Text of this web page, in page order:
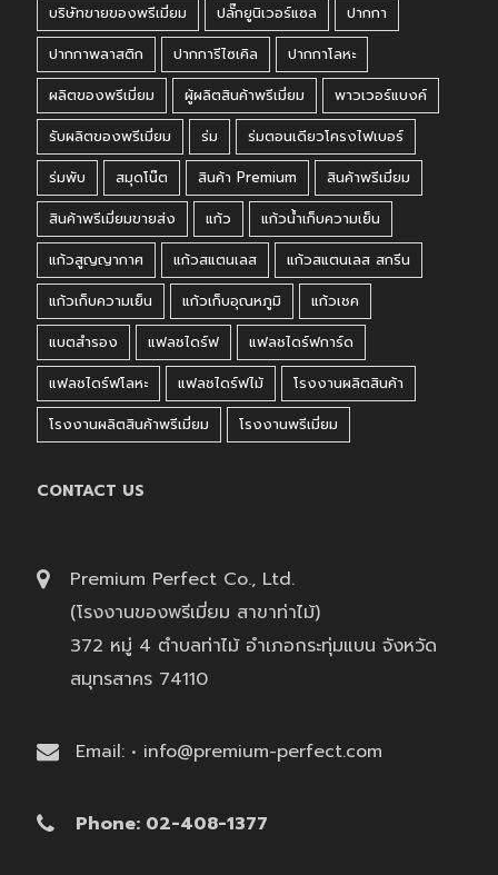
บริษัทขายของพรีเมี่ยม
ปลั๊กยูนิเวอร์แซล
ปากกา
ปากกาพลาสติก
ปากการีไซเคิล
ปากกาโลหะ
ผลิตของพรีเมี่ยม
ผู้ผลิตสินค้าพรีเมี่ยม
พาวเวอร์แบงค์
รับผลิตของพรีเมี่ยม
ร่ม
ร่มตอนเดียวโครงไฟเบอร์
ร่มพับ
สมุดโน๊ต สินค้า Premium
สินค้าพรีเมี่ยม
สินค้าพรีเมี่ยมขายส่ง
แก้ว
แก้วน้ำเก็บความเย็น
แก้วสูญญากาศ
แก้วสแตนเลส
แก้วสแตนเลส สกรีน
แก้วเก็บความเย็น
แก้วเก็บอุณหภูมิ
แก้วเชค
แบตสำรอง
แฟลชไดร์ฟ
แฟลชไดร์ฟการ์ด
แฟลชไดร์ฟโลหะ
แฟลชไดร์ฟไม้
โรงงานผลิตสินค้า
โรงงานผลิตสินค้าพรีเมี่ยม
โรงงานพรีเมี่ยม
CONTACT US
Premium Perfect Co., Ltd.
(โรงงานของพรีเมี่ยม สาขาท่าไม้)
372 หมู่ 4 ตำบลท่าไม้ อำเภอกระทุ่มแบน จังหวัด
สมุทรสาคร 74110
Email: • info@premium-perfect.com
Phone: 02-408-1377